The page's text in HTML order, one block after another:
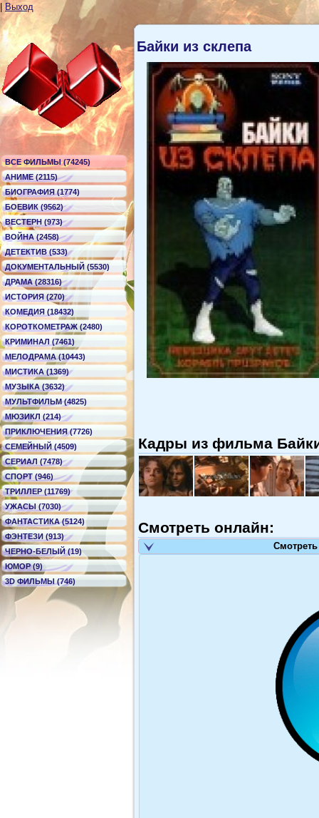
Выход
ВСЕ ФИЛЬМЫ (74245)
АНИМЕ (2115)
БИОГРАФИЯ (1774)
БОЕВИК (9562)
ВЕСТЕРН (973)
ВОЙНА (2458)
ДЕТЕКТИВ (533)
ДОКУМЕНТАЛЬНЫЙ (5530)
ДРАМА (28316)
ИСТОРИЯ (270)
КОМЕДИЯ (18432)
КОРОТКОМЕТРАЖ (2480)
КРИМИНАЛ (7461)
МЕЛОДРАМА (10443)
МИСТИКА (1369)
МУЗЫКА (3632)
МУЛЬТФИЛЬМ (4825)
МЮЗИКЛ (214)
ПРИКЛЮЧЕНИЯ (7726)
СЕМЕЙНЫЙ (4509)
СЕРИАЛ (7478)
СПОРТ (946)
ТРИЛЛЕР (11769)
УЖАСЫ (7030)
ФАНТАСТИКА (5124)
ФЭНТЕЗИ (913)
ЧЕРНО-БЕЛЫЙ (19)
ЮМОР (9)
3D ФИЛЬМЫ (746)
Байки из склепа
Кадры из фильма
Смотреть онлайн: